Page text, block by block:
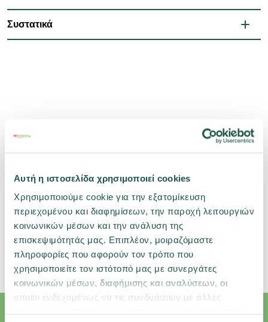
Αυτή η ιστοσελίδα χρησιμοποιεί cookies
Χρησιμοποιούμε cookie για την εξατομίκευση
περιεχομένου και διαφημίσεων, την παροχή λειτουργιών
κοινωνικών μέσων και την ανάλυση της
επισκεψιμότητάς μας. Επιπλέον, μοιραζόμαστε
πληροφορίες που αφορούν τον τρόπο που
χρησιμοποιείτε τον ιστότοπό μας με συνεργάτες
κοινωνικών μέσων, διαφήμισης και αναλύσεων, οι
οποίοι ενδεχομένως να τις συνδυάσουν με άλλες
Συστατικά
Σχετικές κατηγορίες
Τροφές